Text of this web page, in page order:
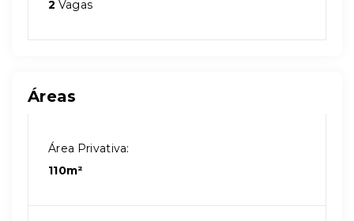
2 Vagas
Áreas
Área Privativa:
110m²